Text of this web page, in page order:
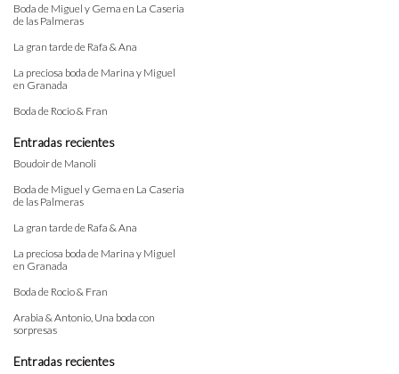
Boda de Miguel y Gema en La Caseria
de las Palmeras
La gran tarde de Rafa & Ana
La preciosa boda de Marina y Miguel
en Granada
Boda de Rocio & Fran
Entradas recientes
Boudoir de Manoli
Boda de Miguel y Gema en La Caseria
de las Palmeras
La gran tarde de Rafa & Ana
La preciosa boda de Marina y Miguel
en Granada
Boda de Rocio & Fran
Arabia & Antonio, Una boda con
sorpresas
Entradas recientes